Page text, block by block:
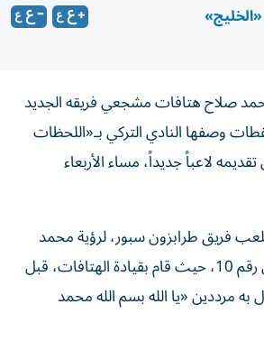
صلاح هتافات مشجعي فريقه الجديد
وصفها النادي التركي بـ«اللحظات
لاعباً جديداً، مساء الأربعاء
فريق طرابزون سبور، لرؤية محمد
صلاح مرتدياً القميص رقم 10، حيث قام بقيادة الهتافات، قبل
به مرددين «يا الله بسم الله محمد